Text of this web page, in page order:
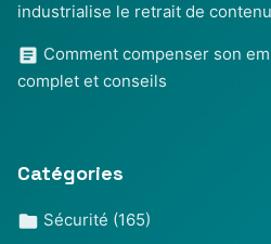
industrialise le retrait de
Comment compenser son
complet et conseils
Catégories
Sécurité (165)